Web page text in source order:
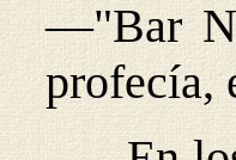
—"Bar
profecía,